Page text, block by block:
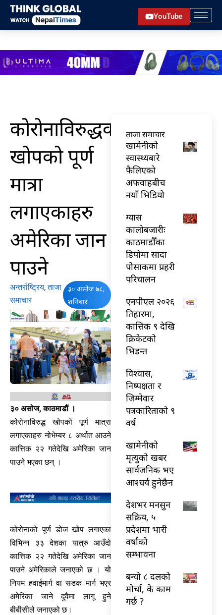
Skip
content
YouTube
कोरोनाविरुद्धको
खोपको पूर्ण
मात्रा
लगाएकाहरु
अमेरिका जान
पाउने
अन्तर्राष्ट्रिय,ताजा
समाचार
३० असोज ७८,
शनिबार
३० असोज, काठमाडौं ।
कोरोनाविरुद्ध खोपको पूर्ण मात्रा
लगाएकाहरु नोभेम्बर ८ अर्थात आउने
कात्तिक २२ गतेदेखि अमेरिका जान
पाउने भएका छन् ।
कोरोनाको पूर्ण डोज खोप लगाएका
विभिन्न ३३ देशका यात्रु आउँदो
कात्तिक २२ गतेदेखि अमेरिका जान
पाउने अमेरिकाले जनाएको छ । यो
नियम हवाईमार्ग वा सडक मार्ग भएर
अमेरिका जाने दुवैमा लागू हुने
बीबीसीले जनाएको छ।
ताजा समाचार
खामेनीको
स्वास्थ्यबारे
फैलिएको
अफवाहबीच
नयाँ भिडियो
ग्यास
कालोबजारीः
काठमाडौँका
डिपोमा सादा
पोसाकमा प्रहरी
परिचालन
एनपीएल २०२६
तिहारमा,
कात्तिक ९ देखि
क्रिकेटको
भिडन्त
विश्वास,
निष्पक्षता र
जिम्मेवार
पत्रकारिताको ९
वर्ष
खामेनीको
मृत्युको खबर
सार्वजनिक भए
आश्चर्य हुनेछैन
देशभर मनसुन
सक्रिय, ५
प्रदेशमा भारी
वर्षाको
सम्भावना
बन्यो ८ दलको
मोर्चा, के काम
गर्छ ?